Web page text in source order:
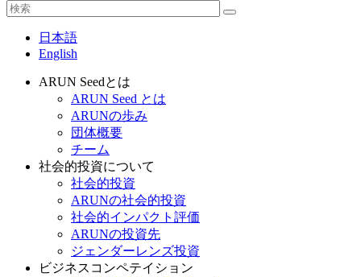
日本語
English
ARUN Seedとは
ARUN Seed とは
ARUNの歩み
団体概要
チーム
社会的投資について
社会的投資
ARUNの社会的投資
社会的インパクト評価
ARUNの投資先
ジェンダーレンズ投資
ビジネスコンペテイション